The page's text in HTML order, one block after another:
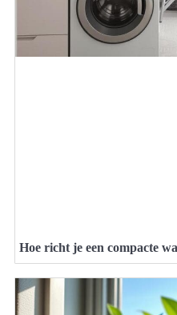
Hoe richt je een compacte